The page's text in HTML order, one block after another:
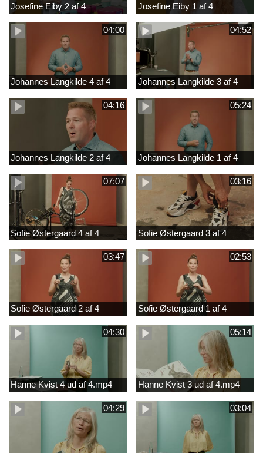
Josefine Eiby 2 af 4 Josefine Eiby 1 af 4
04:00
Johannes Langkilde 4 af 4
04:52
Johannes Langkilde 3 af 4
04:16
Johannes Langkilde 2 af 4
05:24
Johannes Langkilde 1 af 4
07:07
Sofie Østergaard 4 af 4
03:16
Sofie Østergaard 3 af 4
03:47
Sofie Østergaard 2 af 4
02:53
Sofie Østergaard 1 af 4
04:30
Hanne Kvist 4 ud af 4.mp4
05:14
Hanne Kvist 3 ud af 4.mp4
04:29 03:04